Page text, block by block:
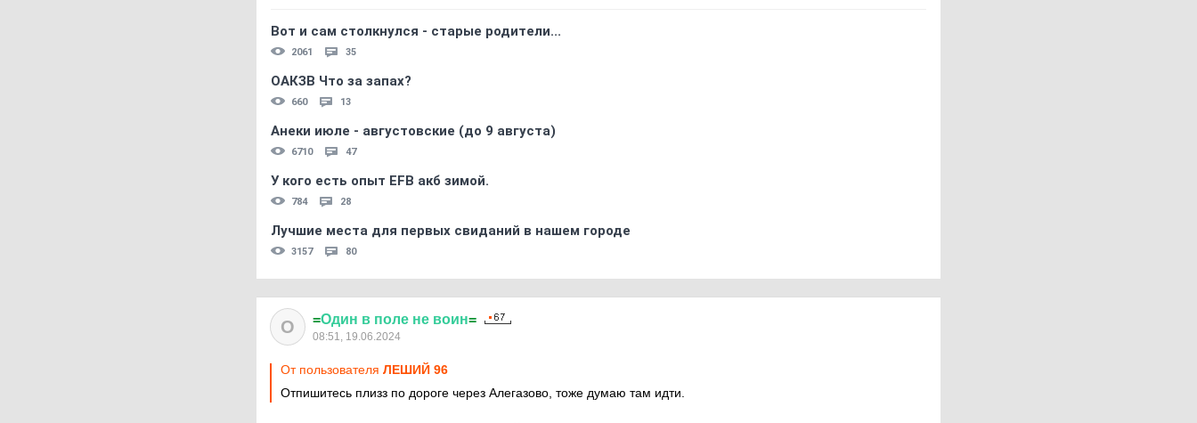
Вот и сам столкнулся - старые родители...
2061 35
ОАКЗВ Что за запах?
660 13
Анеки июле - августовские (до 9 августа)
6710 47
У кого есть опыт EFB акб зимой.
784 28
Лучшие места для первых свиданий в нашем городе
3157 80
О =Один в поле не воин=
08:51, 19.06.2024
От пользователя ЛЕШИЙ 96
Отпишитесь плизз по дороге через Алегазово, тоже думаю там идти.